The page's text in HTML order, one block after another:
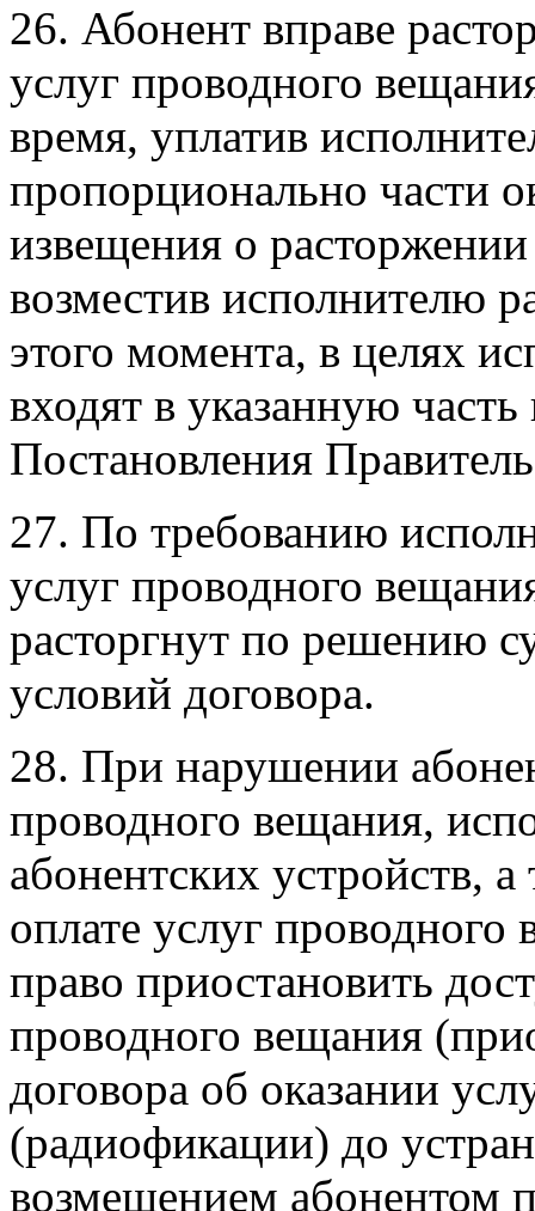
26. Абонент вправе
услуг проводного
время, уплатив
пропорционально части
извещения о
возместив исполнителю
этого момента, в целях
входят в указанную
Постановления
27. По требованию
услуг проводного
расторгнут по решению
условий договора.
28. При нарушении
проводного вещания,
абонентских устройств,
оплате услуг
право приостановить
проводного вещания
договора об оказании
(радиофикации) до
возмещением абонентом